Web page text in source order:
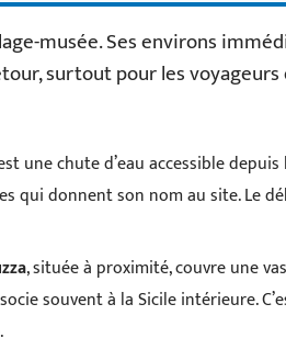
musée. Ses environs
surtout pour les
une chute d’eau accessible
qui donnent son nom au site. Le
, située à proximité, couvre une
souvent à la Sicile intérieure.